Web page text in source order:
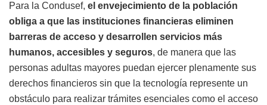
Para la Condusef, el envejecimiento de la población
obliga a que las instituciones financieras eliminen
barreras de acceso y desarrollen servicios más
humanos, accesibles y seguros, de manera que las
personas adultas mayores puedan ejercer plenamente sus
derechos financieros sin que la tecnología represente un
obstáculo para realizar trámites esenciales como el acceso